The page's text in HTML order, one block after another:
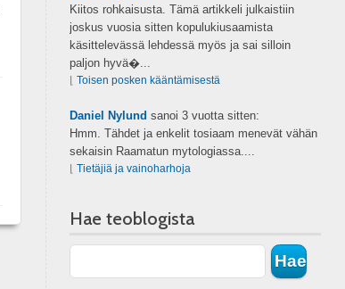
Kiitos rohkaisusta. Tämä artikkeli julkaistiin
joskus vuosia sitten kopulukiusaamista
käsittelevässä lehdessä myös ja sai silloin
paljon hyvä�...
Toisen posken kääntämisestä
Daniel Nylund sanoi 3 vuotta sitten:
Hmm. Tähdet ja enkelit tosiaam menevät vähän
sekaisin Raamatun mytologiassa....
Tietäjiä ja vainoharhoja
Hae teoblogista